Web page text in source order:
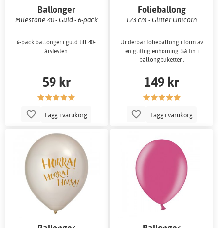
Ballonger
Milestone 40 - Guld - 6-pack
6-pack ballonger i guld till 40-
årsfesten.
59 kr
Lägg i varukorg
Folieballong
123 cm - Glitter Unicorn
Underbar folieballong i form av
en glittrig enhörning. Så fin i
ballongbuketten.
149 kr
Lägg i varukorg